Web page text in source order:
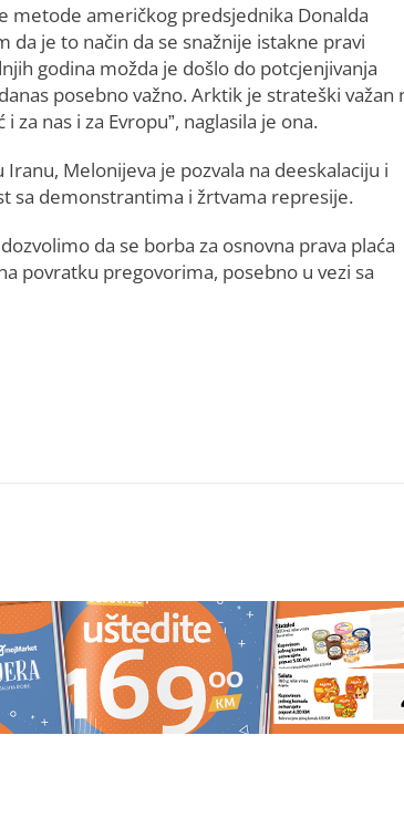
metode američkog predsjednika Donalda
da je to način da se snažnije istakne pravi
godina možda je došlo do potcjenjivanja
posebno važno. Arktik je strateški važan
i za nas i za Evropu”, naglasila je ona.
Iranu, Melonijeva je pozvala na deeskalaciju i
sa demonstrantima i žrtvama represije.
da se borba za osnovna prava plaća
povratku pregovorima, posebno u vezi sa